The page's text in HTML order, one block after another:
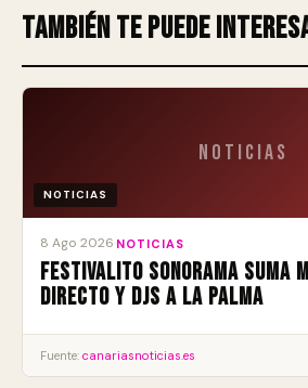
También te puede
Noticias
NOTICIAS
8 Ago 2026 NOTICIAS
Festivalito Sonorama suma
directo y DJs a La Palma
Fuente: canariasnoticias.es